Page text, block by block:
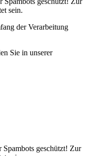
sein.
der Verarbeitung
Sie in unserer
geschützt! Zur